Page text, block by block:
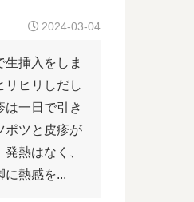
2024-03-04
生挿入をしま
リヒリしだし
は一日で引き
ポツと皮疹が
熱はなく、
に熱感を...